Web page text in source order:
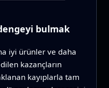
bulmak
iyi ürünler ve daha
kazançların
kayıplarla tam